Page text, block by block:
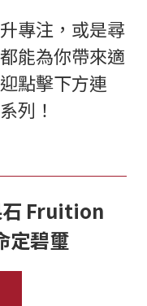
專注，或是尋
能為你帶來適
點擊下方連
列！
石 Fruition
定碧璽